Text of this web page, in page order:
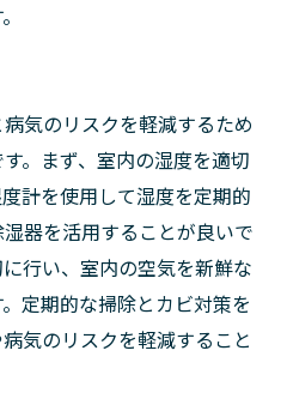
気のリスクを軽減するため
。まず、室内の湿度を適切
計を使用して湿度を定期的
器を活用することが良いで
行い、室内の空気を新鮮な
定期的な掃除とカビ対策を
気のリスクを軽減すること